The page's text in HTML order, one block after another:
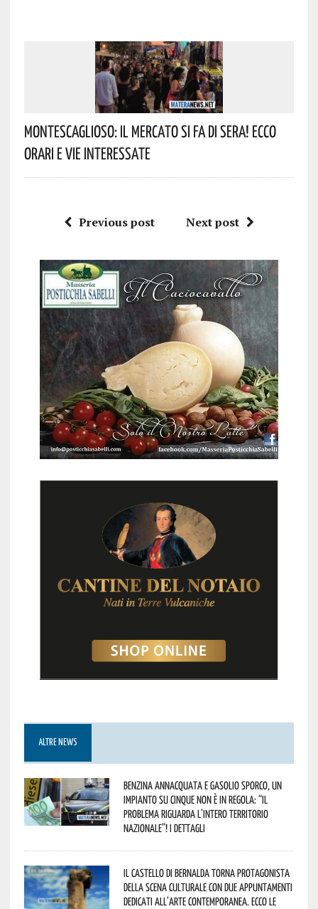
Montescaglioso: Il Mercato Si Fa Di Sera! Ecco
Orari E Vie Interessate
Previous post Next post
ALTRE NEWS
Benzina annacquata e gasolio sporco, un
impianto su cinque non è in regola: “il
problema riguarda l’intero territorio
Nazionale”! I dettagli
Il Castello di Bernalda torna protagonista
della scena culturale con due appuntamenti
dedicati all’arte contemporanea. Ecco le